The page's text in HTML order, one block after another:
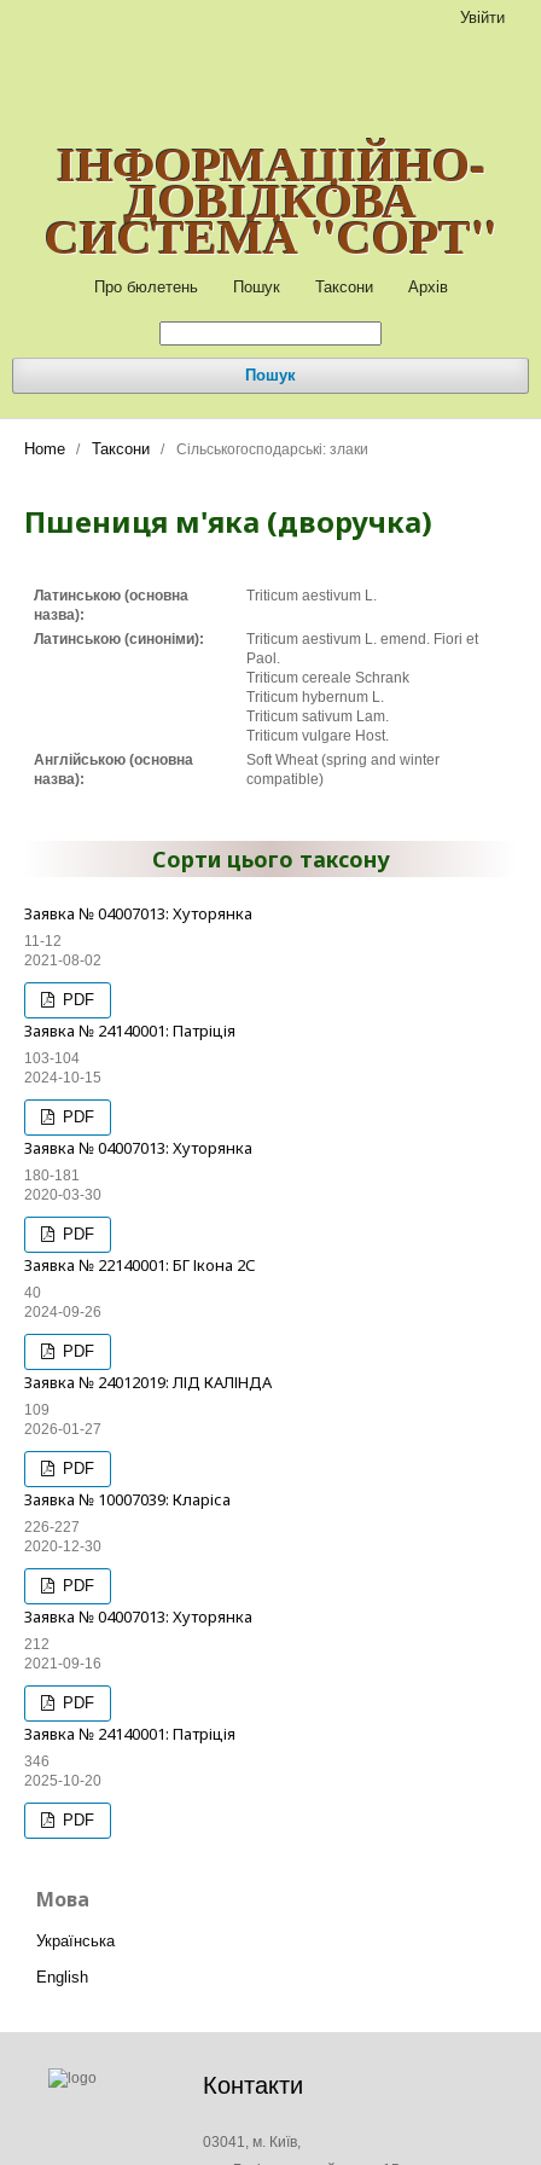
ІНФОРМАЦІЙНО-
ДОВІДКОВА
СИСТЕМА "СОРТ"
Про бюлетень Пошук Таксони Архів
Пошук
Увійти
Home / Таксони / Сільськогосподарські: злаки
Пшениця м'яка (дворучка)
Латинською (основна
назва):
Triticum aestivum L.
Латинською (синоніми):
Triticum aestivum L. emend. Fiori et
Paol.
Triticum cereale Schrank
Triticum hybernum L.
Triticum sativum Lam.
Triticum vulgare Host.
Англійською (основна
назва):
Soft Wheat (spring and winter
compatible)
Сорти цього таксону
Заявка № 04007013: Хуторянка
11-12
2021-08-02
PDF
Заявка № 24140001: Патріція
103-104
2024-10-15
PDF
Заявка № 04007013: Хуторянка
180-181
2020-03-30
PDF
Заявка № 22140001: БГ Ікона 2С
40
2024-09-26
PDF
Заявка № 24012019: ЛІД КАЛІНДА
109
2026-01-27
PDF
Заявка № 10007039: Кларіса
226-227
2020-12-30
PDF
Заявка № 04007013: Хуторянка
212
2021-09-16
PDF
Заявка № 24140001: Патріція
346
2025-10-20
PDF
Мова
Українська
English
Контакти
03041, м. Київ,